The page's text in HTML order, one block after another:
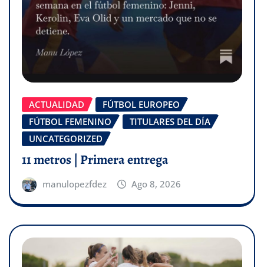
ACTUALIDAD
FÚTBOL EUROPEO
FÚTBOL FEMENINO
TITULARES DEL DÍA
UNCATEGORIZED
11 metros | Primera entrega
manulopezfdez Ago 8, 2026